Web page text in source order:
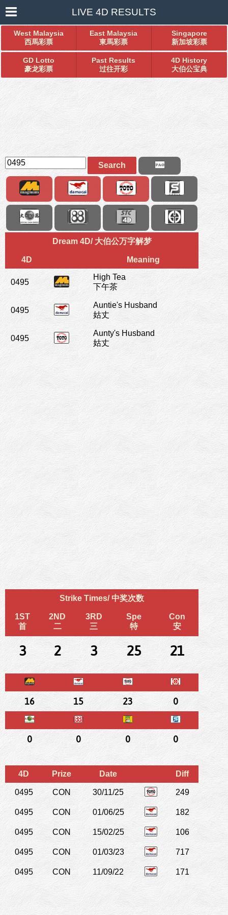
LIVE 4D RESULTS
West Malaysia
西馬彩票
East Malaysia
東馬彩票
Singapore
新加坡彩票
GD Lotto
豪龙彩票
Past Results
过往开彩
4D History
大伯公宝典
Search
Dream 4D/ 大伯公万字解梦
4D Meaning
0495
High Tea
下午茶
0495
Auntie's Husband
姑丈
0495
Aunty's Husband
姑丈
Strike Times/ 中奖次数
1ST
首
2ND
二
3RD
三
Spe
特
Con
安
3 2 3 25 21
16 15 23 0
0 0 0 0
4D Prize Date Diff
0495 CON 30/11/25 249
0495 CON 01/06/25 182
0495 CON 15/02/25 106
0495 CON 01/03/23 717
0495 CON 11/09/22 171